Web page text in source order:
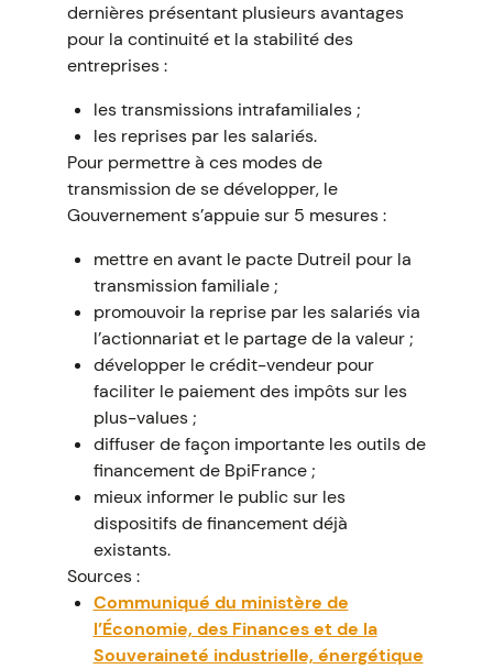
dernières présentant plusieurs avantages
pour la continuité et la stabilité des
entreprises :
les transmissions intrafamiliales ;
les reprises par les salariés.
Pour permettre à ces modes de
transmission de se développer, le
Gouvernement s’appuie sur 5 mesures :
mettre en avant le pacte Dutreil pour la
transmission familiale ;
promouvoir la reprise par les salariés via
l’actionnariat et le partage de la valeur ;
développer le crédit-vendeur pour
faciliter le paiement des impôts sur les
plus-values ;
diffuser de façon importante les outils de
financement de BpiFrance ;
mieux informer le public sur les
dispositifs de financement déjà
existants.
Sources :
Communiqué du ministère de
l’Économie, des Finances et de la
Souveraineté industrielle, énergétique